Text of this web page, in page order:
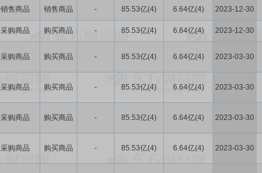
销售商品 销售商品 - 85.53亿(4) 6.64亿(4) 2023-12-30
采购商品 购买商品 - 85.53亿(4) 6.64亿(4) 2023-12-30
采购商品 购买商品 - 85.53亿(4) 6.64亿(4) 2023-03-30
采购商品 购买商品 - 85.53亿(4) 6.64亿(4) 2023-03-30
采购商品 购买商品 - 85.53亿(4) 6.64亿(4) 2023-03-30
采购商品 购买商品 - 85.53亿(4) 6.64亿(4) 2023-03-30